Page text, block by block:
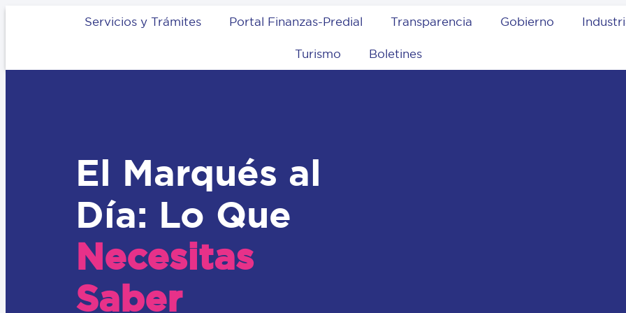
Servicios y Trámites Portal Finanzas-Predial Transparencia Gobierno
Turismo Boletines
El Marqués al
Día: Lo Que
Necesitas
Saber